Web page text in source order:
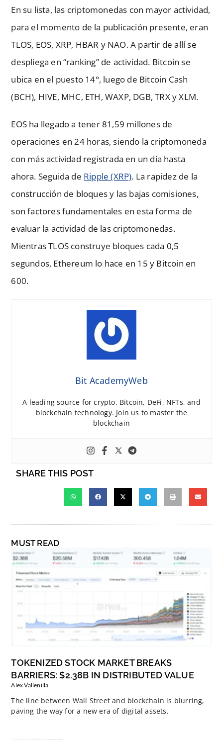
En su lista, las criptomonedas con mayor actividad,
para el momento de la publicación presente, eran
TLOS, EOS, XRP, HBAR y NAO. A partir de allí se
despliega en “ranking” de actividad. Bitcoin se
ubica en el puesto 14°, luego de Bitcoin Cash
(BCH), HIVE, MHC, ETH, WAXP, DGB, TRX y XLM.
EOS ha llegado a tener 81,59 millones de
operaciones en 24 horas, siendo la criptomoneda
con más actividad registrada en un día hasta
ahora. Seguida de Ripple (XRP). La rapidez de la
construcción de bloques y las bajas comisiones,
son factores fundamentales en esta forma de
evaluar la actividad de las criptomonedas.
Mientras TLOS construye bloques cada 0,5
segundos, Ethereum lo hace en 15 y Bitcoin en
600.
Bit AcademyWeb
A leading source for crypto, Bitcoin, DeFi, NFTs, and
blockchain technology. Join us to master the
blockchain
SHARE THIS POST
MUST READ
TOKENIZED STOCK MARKET BREAKS
BARRIERS: $2.38B IN DISTRIBUTED VALUE
Alex Vallenilla
The line between Wall Street and blockchain is blurring,
paving the way for a new era of digital assets.